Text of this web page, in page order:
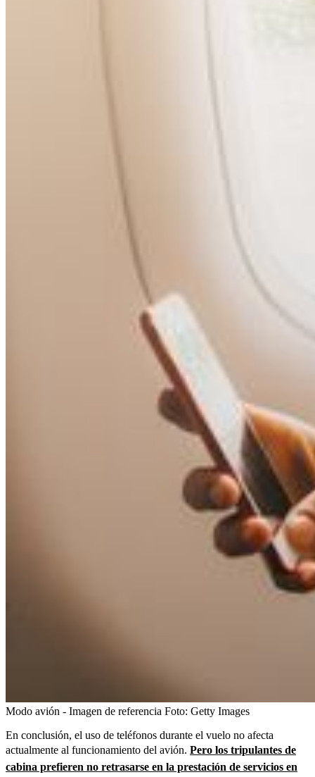
Modo avión - Imagen de referencia Foto: Getty Images
En conclusión, el uso de teléfonos durante el vuelo no afecta
actualmente al funcionamiento del avión. Pero los tripulantes de
cabina prefieren no retrasarse en la prestación de servicios en